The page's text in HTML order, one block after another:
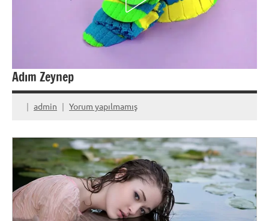
Adım Zeynep
admin Yorum yapılmamış